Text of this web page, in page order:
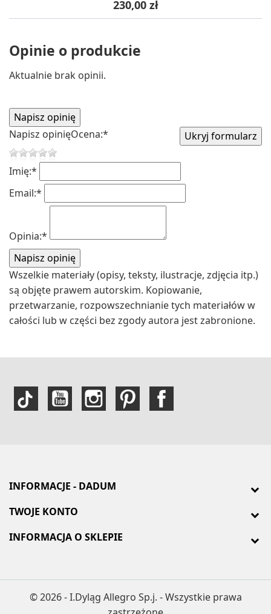
Cena
230,00 zł
Opinie o produkcie
Aktualnie brak opinii.
Napisz opinięOcena:*
Imię:*
Email:*
Opinia:*
Wszelkie materiały (opisy, teksty, ilustracje, zdjęcia itp.)
są objęte prawem autorskim. Kopiowanie,
przetwarzanie, rozpowszechnianie tych materiałów w
całości lub w części bez zgody autora jest zabronione.
INFORMACJE - DADUM
TWOJE KONTO
INFORMACJA O SKLEPIE
© 2026 - I.Dyląg Allegro Sp.j. - Wszystkie prawa